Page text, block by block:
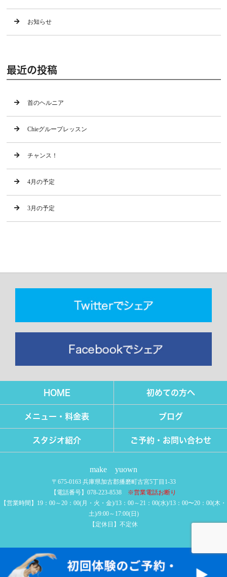
お知らせ
最近の投稿
首のヘルニア
Chieグループレッスン
チャンス！
4月の予定
3月の予定
HOME 初めての方へ
メニュー・料金表 ブログ
スタジオ紹介 ご予約・お問い合わせ
make yuown
〒675-0163 兵庫県加古郡播磨町古宮5丁目1-33
【電話番号】078-223‐8538 ※営業電話お断り
【営業時間】19：00～20：00(月・火・金)/13：00～21：00(水)/13：00〜20：00(木・
土)/9:00～17:00(日)
【定休日】不定休